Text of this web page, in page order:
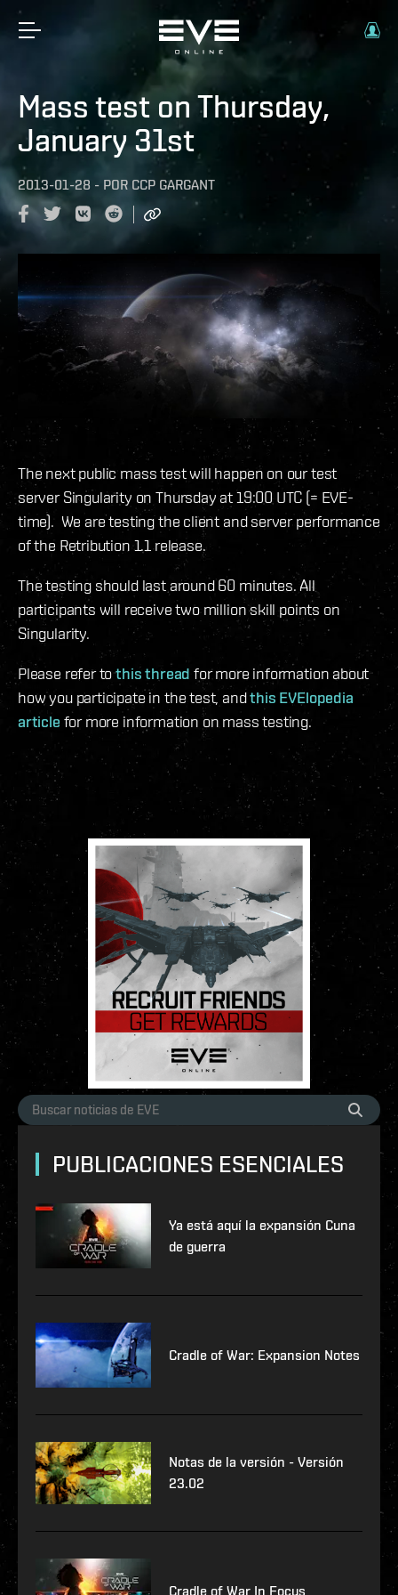
Mass test on Thursday,
January 31st
2013-01-28 - POR CCP GARGANT
The next public mass test will happen on our test
server Singularity on Thursday at 19:00 UTC (= EVE-
time). We are testing the client and server performance
of the Retribution 1.1 release.
The testing should last around 60 minutes. All
participants will receive two million skill points on
Singularity.
Please refer tothis thread for more information about
how you participate in the test, andthis EVElopedia
article for more information on mass testing.
PUBLICACIONES ESENCIALES
Ya está aquí la expansión Cuna
de guerra
Cradle of War: Expansion Notes
Notas de la versión - Versión
23.02
Cradle of War In Focus